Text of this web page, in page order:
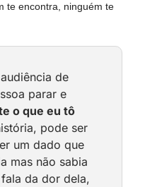
te encontra, ninguém te
de
parar e
o que eu tô
pode ser
um dado que
mas não sabia
da dor dela,